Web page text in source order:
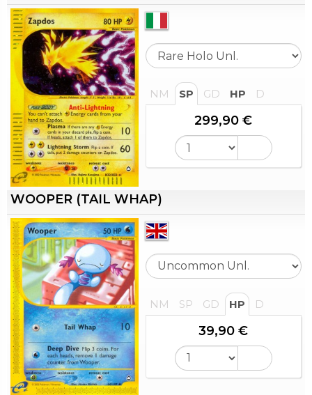
NM SP GD HP D
299,90 €
WOOPER (TAIL WHAP)
NM SP GD HP D
39,90 €